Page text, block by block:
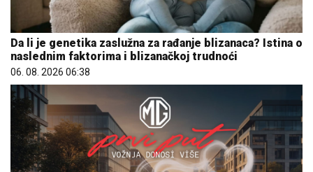
Da li je genetika zaslužna za rađanje blizanaca? Istina o
naslednim faktorima i blizanačkoj trudnoći
06. 08. 2026 06:38